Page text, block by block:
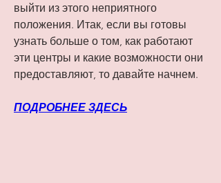
выйти из этого неприятного
положения. Итак, если вы готовы
узнать больше о том, как работают
эти центры и какие возможности они
предоставляют, то давайте начнем.
ПОДРОБНЕЕ ЗДЕСЬ